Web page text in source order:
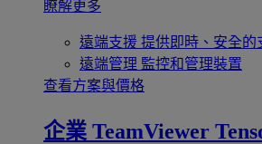
瞭解更多
遠端支援 提供即時、安全的
遠端管理 監控和管理裝置
查看方案與價格
企業 TeamViewer